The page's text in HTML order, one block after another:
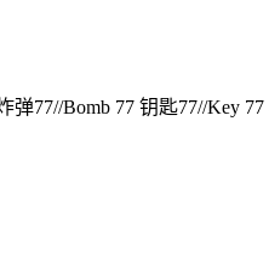
弹77//Bomb 77 钥匙77//Key